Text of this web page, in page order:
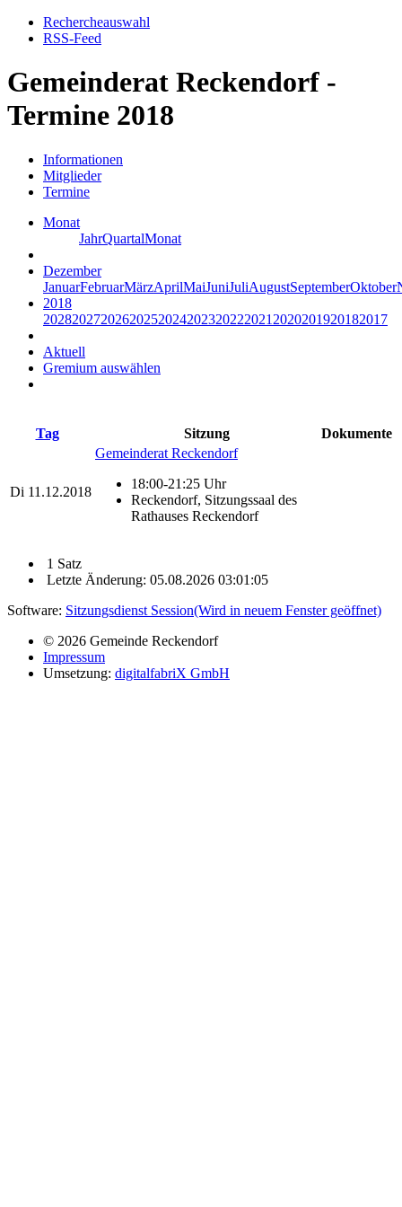
Rechercheauswahl
RSS-Feed
Gemeinderat Reckendorf -
Termine 2018
Informationen
Mitglieder
Termine
Monat
JahrQuartalMonat
Dezember
JanuarFebruarMärzAprilMaiJuniJuliAugustSeptemberOktober
2018
20282027202620252024202320222021 2020201920182017
Aktuell
Gremium auswählen
Tag Sitzung Dokumente
Di 11.12.2018
Gemeinderat Reckendorf
18:00-21:25 Uhr
Reckendorf, Sitzungssaal des
Rathauses Reckendorf
1 Satz
Letzte Änderung: 05.08.2026 03:01:05
Software: Sitzungsdienst Session(Wird in neuem Fenster geöffnet)
© 2026 Gemeinde Reckendorf
Impressum
Umsetzung: digitalfabriX GmbH